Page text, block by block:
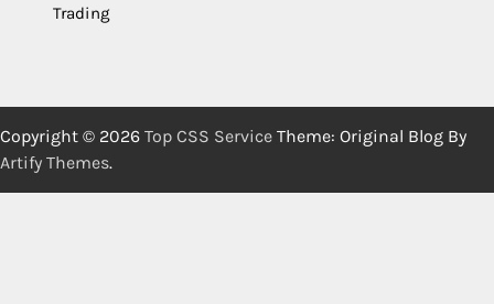
Trading
Copyright © 2026 Top CSS Service Theme: Original Blog By
Artify Themes.